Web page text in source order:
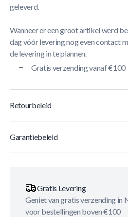
geleverd.
Wanneer er een groot artikel werd
dag vóór levering nog even contact
de levering in te plannen.
Gratis verzending vanaf €100
Retourbeleid
Garantiebeleid
Gratis Levering
Geniet van gratis verzending in
voor bestellingen boven €100